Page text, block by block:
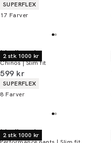
Produkt egenskaber
SUPERFLEX
17 Farver
2 stk 1000 kr
Lindbergh
Chinos | Slim fit
I alt (inkl. rabat)
599 kr
Produkt egenskaber
SUPERFLEX
8 Farver
2 stk 1000 kr
Lindbergh